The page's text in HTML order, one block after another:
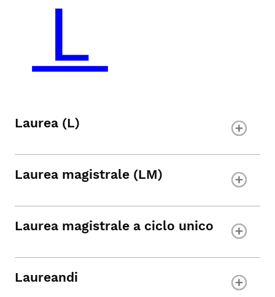
Laurea (L)
Laurea magistrale (LM)
Laurea magistrale a ciclo unico
Laureandi